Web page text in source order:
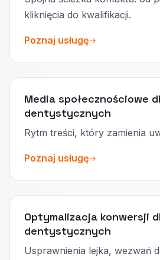
kliknięcia do kwalifikacji.
Poznaj usługę
Media społecznościowe
dentystycznych
Rytm treści, który zamienia
Poznaj usługę
Optymalizacja konwersji
dentystycznych
Usprawnienia lejka, wezwań